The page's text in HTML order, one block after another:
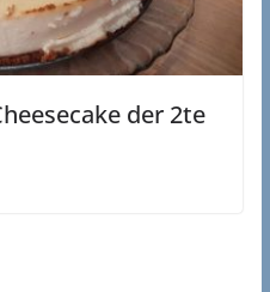
der 2te